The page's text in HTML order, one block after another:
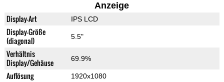
Anzeige
Display-Art IPS LCD
Display-Größe
(diagonal)
5.5"
Verhältnis
Display/Gehäuse
69.9%
Auflösung 1920x1080